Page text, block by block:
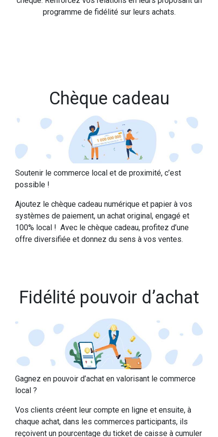
programme de fidélité sur leurs achats.
Chèque cadeau
Soutenir le commerce local et de proximité, c’est
possible !
Ajoutez le chèque cadeau numérique et papier à vos
systèmes de paiement, un achat original, engagé et
100% local ! Avec le chèque cadeau, profitez d’une
offre diversifiée et donnez du sens à vos ventes.
Fidélité pouvoir d’achat
Gagnez en pouvoir d’achat en valorisant le commerce
local ?
Vos clients créent leur compte en ligne et ensuite, à
chaque achat, dans les commerces participants, ils
reçoivent un pourcentage du ticket de caisse à cumuler